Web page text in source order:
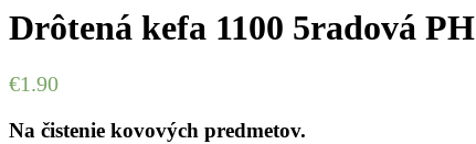
Drôtená kefa 1100 5radová PH
€1.90
Na čistenie kovových predmetov.